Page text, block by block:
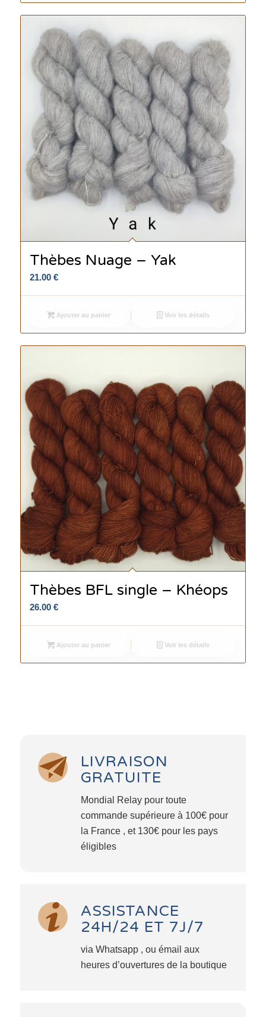
Thèbes Nuage – Yak
21.00 €
Ajouter au panier Voir les détails
Thèbes BFL single – Khéops
26.00 €
Ajouter au panier Voir les détails
LIVRAISON
GRATUITE
Mondial Relay pour toute
commande supérieure à 100€ pour
la France , et 130€ pour les pays
éligibles
ASSISTANCE
24H/24 ET 7J/7
via Whatsapp , ou émail aux
heures d’ouvertures de la boutique